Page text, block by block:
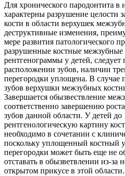
Для хронического пародонтита в
характерны разрушение целости
кости в области верхушек
деструктивные изменения,
мере развития патологического
разрушенные костные
рентгенограммы у детей,
расположении зубов, наличии
перегородки уплощена. В случае
зубов верхушки межзубных
Завершается обызвествление
соответственно завершению
зубов данной области. У детей до
рентгенологическую картину
необходимо в сочетании с
поскольку уплощенный костный
перегородки может быть еще не
отставать в обызветвлении из-
открытом прикусе в этой области.